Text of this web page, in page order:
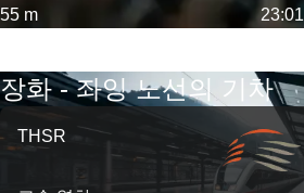
55 m 23:01
장화 - 좌잉 노선의 기차
THSR